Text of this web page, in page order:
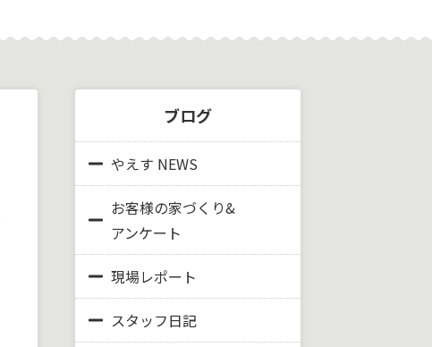
ブログ
やえす NEWS
お客様の家づくり&
アンケート
現場レポート
スタッフ日記